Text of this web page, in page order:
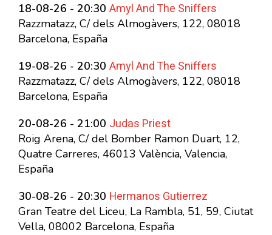
18-08-26 - 20:30 Amyl And The Sniffers
Razzmatazz, C/ dels Almogàvers, 122, 08018
Barcelona, España
19-08-26 - 20:30 Amyl And The Sniffers
Razzmatazz, C/ dels Almogàvers, 122, 08018
Barcelona, España
20-08-26 - 21:00 Judas Priest
Roig Arena, C/ del Bomber Ramon Duart, 12,
Quatre Carreres, 46013 València, Valencia,
España
30-08-26 - 20:30 Hermanos Gutierrez
Gran Teatre del Liceu, La Rambla, 51, 59, Ciutat
Vella, 08002 Barcelona, España